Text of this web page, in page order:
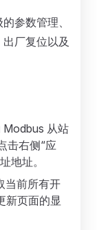
参数管理、
厂复位以及
Modbus 从站
击右侧“应
地址。
当前所有开
新页面的显